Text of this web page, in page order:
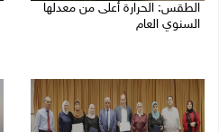
الطقس: الحرارة أعلى من معدلها
السنوي العام